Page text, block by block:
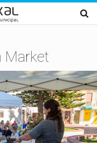
Market